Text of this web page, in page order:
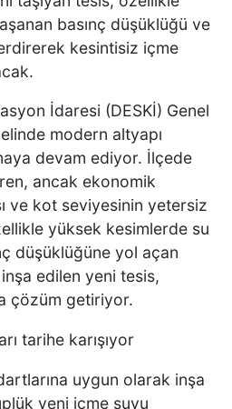
basınç düşüklüğü ve
kesintisiz içme
İdaresi (DESKİ) Genel
modern altyapı
devam ediyor. İlçede
ancak ekonomik
ve kot seviyesinin yetersiz
yüksek kesimlerde su
düşüklüğüne yol açan
edilen yeni tesis,
çözüm getiriyor.
tarihe karışıyor
uygun olarak inşa
yeni içme suyu